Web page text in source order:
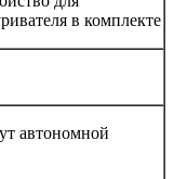
в комплекте
автономной